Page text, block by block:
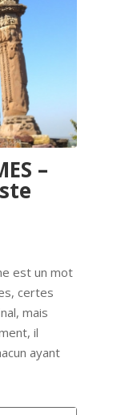
–
est un mot
certes
mais
il
ayant